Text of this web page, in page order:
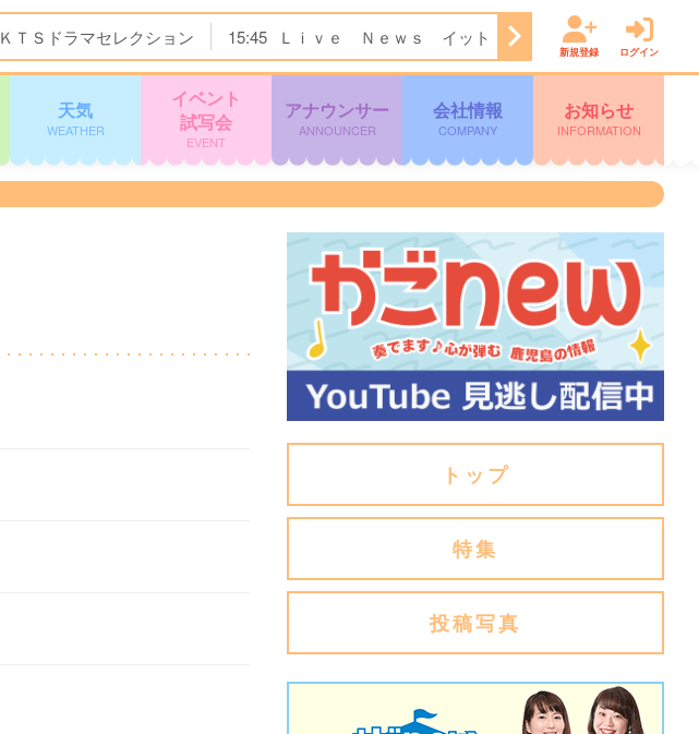
ＫＴＳドラマセレクション 15:45 Ｌｉｖｅ Ｎｅｗｓ イット！第１部 18:09 ＫＴＳ
新規登録 ログイン
天気
WEATHER
イベント
試写会
EVENT
アナウンサー
ANNOUNCER
会社情報
COMPANY
お知らせ
INFORMATION
トップ
特集
投稿写真